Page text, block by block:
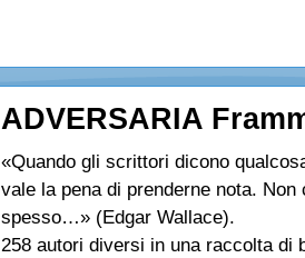
ADVERSARIA
«Quando gli scrittori dicono
vale la pena di prenderne nota. Non
spesso…» (Edgar Wallace).
258 autori diversi in una raccolta di